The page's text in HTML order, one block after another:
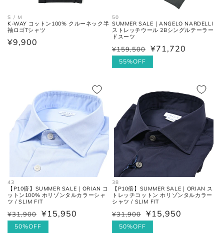
S / M
K-WAY コットン100% クルーネック半
袖ロゴTシャツ
通
¥9,900
50
SUMMER SALE｜ANGELO NARDELLI
ストレッチウール 2Bシングルテーラー
ドスーツ
通
常
¥159,500
セ
ー
¥71,720
55%OFF
43
【P10倍】SUMMER SALE｜ORIAN コ
ットン100% ホリゾンタルカラーシャ
ツ / SLIM FIT
通
常
¥31,900
セ
ー
¥15,950
50%OFF
38
【P10倍】SUMMER SALE｜ORIAN ス
トレッチコットン ホリゾンタルカラー
シャツ / SLIM FIT
通
常
¥31,900
セ
ー
¥15,950
50%OFF